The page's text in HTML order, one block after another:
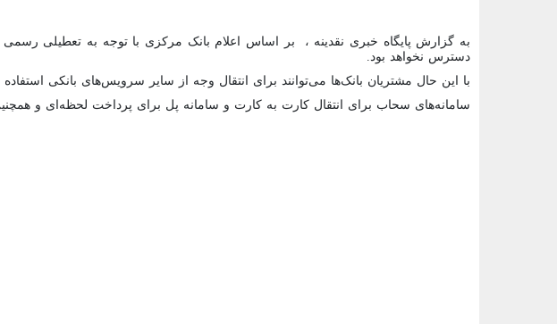
دسترس نخواهد بود.
با این حال مشتریان بانک‌ها می‌توانند برای انتقال وجه از سایر سرویس‌های بانکی استفاده
سامانه‌های سحاب برای انتقال کارت به کارت و سامانه پل برای پرداخت لحظه‌ای و همچنین